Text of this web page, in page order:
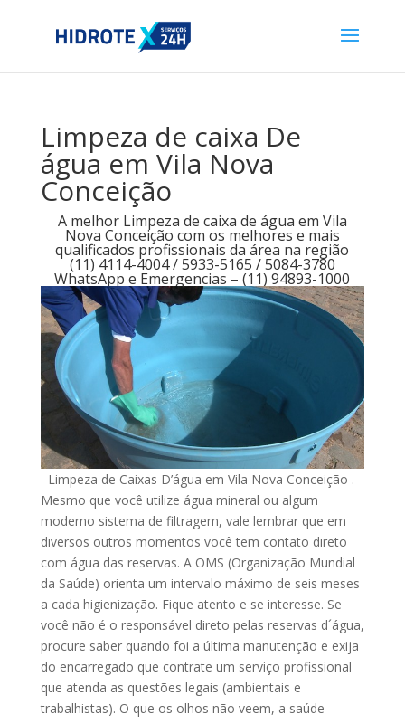
Limpeza de caixa De
água em Vila Nova
Conceição
A melhor Limpeza de caixa de água em Vila
Nova Conceição com os melhores e mais
qualificados profissionais da área na região
(11) 4114-4004 / 5933-5165 / 5084-3780
WhatsApp e Emergencias – (11) 94893-1000
Limpeza de Caixas D’água em Vila Nova Conceição .
Mesmo que você utilize água mineral ou algum
moderno sistema de filtragem, vale lembrar que em
diversos outros momentos você tem contato direto
com água das reservas. A OMS (Organização Mundial
da Saúde) orienta um intervalo máximo de seis meses
a cada higienização. Fique atento e se interesse. Se
você não é o responsável direto pelas reservas d´água,
procure saber quando foi a última manutenção e exija
do encarregado que contrate um serviço profissional
que atenda as questões legais (ambientais e
trabalhistas). O que os olhos não veem, a saúde